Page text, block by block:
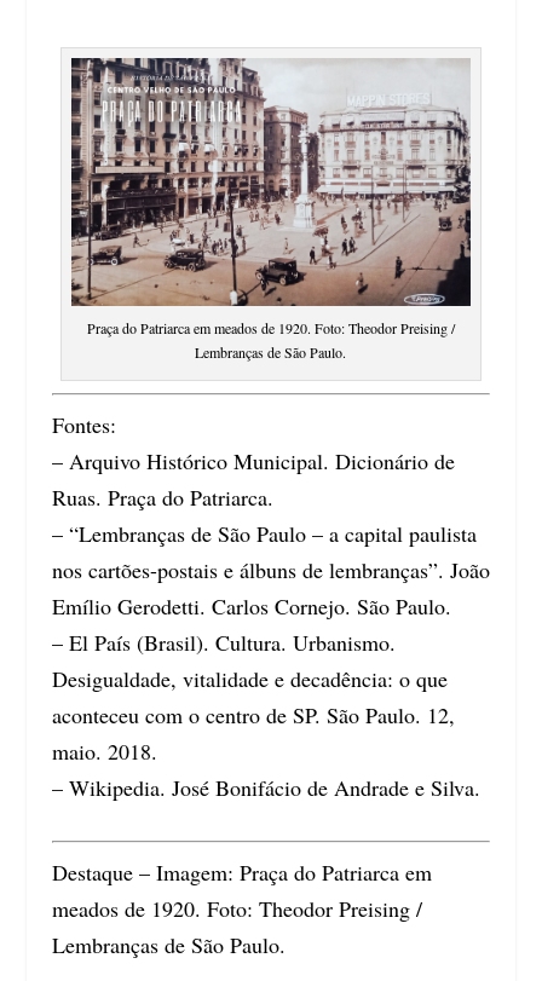
Praça do Patriarca em meados de 1920. Foto: Theodor Preising /
Lembranças de São Paulo.
Fontes:
– Arquivo Histórico Municipal. Dicionário de
Ruas. Praça do Patriarca.
– “Lembranças de São Paulo – a capital paulista
nos cartões-postais e álbuns de lembranças”. João
Emílio Gerodetti. Carlos Cornejo. São Paulo.
– El País (Brasil). Cultura. Urbanismo.
Desigualdade, vitalidade e decadência: o que
aconteceu com o centro de SP. São Paulo. 12,
maio. 2018.
– Wikipedia. José Bonifácio de Andrade e Silva.
Destaque – Imagem: Praça do Patriarca em
meados de 1920. Foto: Theodor Preising /
Lembranças de São Paulo.